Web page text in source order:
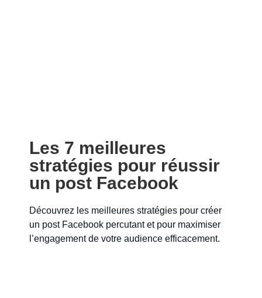
Les 7 meilleures
stratégies pour réussir
un post Facebook
Découvrez les meilleures stratégies pour créer
un post Facebook percutant et pour maximiser
l’engagement de votre audience efficacement.